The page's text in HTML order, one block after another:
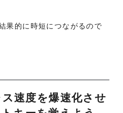
果的に時短につながるので
速度を爆速化させ